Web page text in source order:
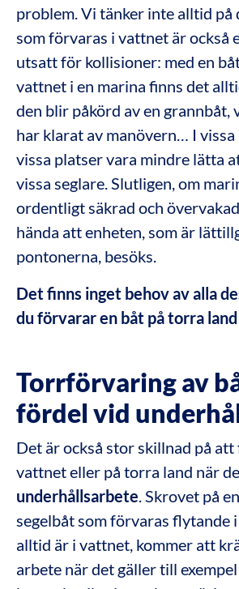
problem. Vi tänker inte alltid på
som förvaras i vattnet är också
utsatt för kollisioner: med en
vattnet i en marina finns det
den blir påkörd av en grannbåt,
har klarat av manövern… I
vissa platser vara mindre lätta
vissa seglare. Slutligen, om
ordentligt säkrad och
hända att enheten, som är
pontonerna, besöks.
Det finns inget behov av alla
du förvarar en båt på torra
Torrförvaring av
fördel vid
Det är också stor skillnad på
vattnet eller på torra land när
underhållsarbete. Skrovet på
segelbåt som förvaras flytande
alltid är i vattnet, kommer att
arbete när det gäller till exempel